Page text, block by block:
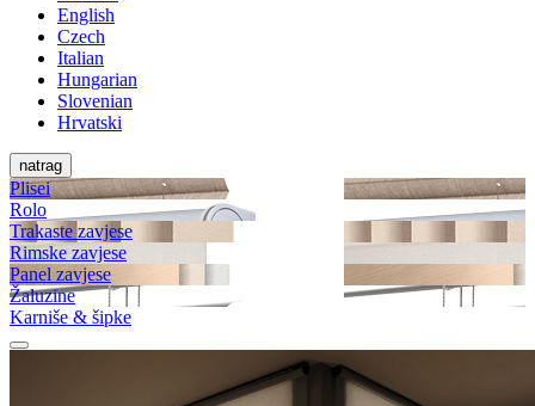
English
Czech
Italian
Hungarian
Slovenian
Hrvatski
natrag
Plisei
Rolo
Trakaste zavjese
Rimske zavjese
Panel zavjese
Žaluzine
Karniše & šipke